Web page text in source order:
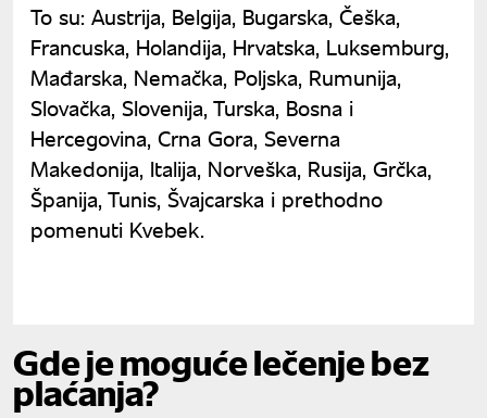
To su: Austrija, Belgija, Bugarska, Češka,
Francuska, Holandija, Hrvatska, Luksemburg,
Mađarska, Nemačka, Poljska, Rumunija,
Slovačka, Slovenija, Turska, Bosna i
Hercegovina, Crna Gora, Severna
Makedonija, Italija, Norveška, Rusija, Grčka,
Španija, Tunis, Švajcarska i prethodno
pomenuti Kvebek.
Gde je moguće lečenje bez
plaćanja?